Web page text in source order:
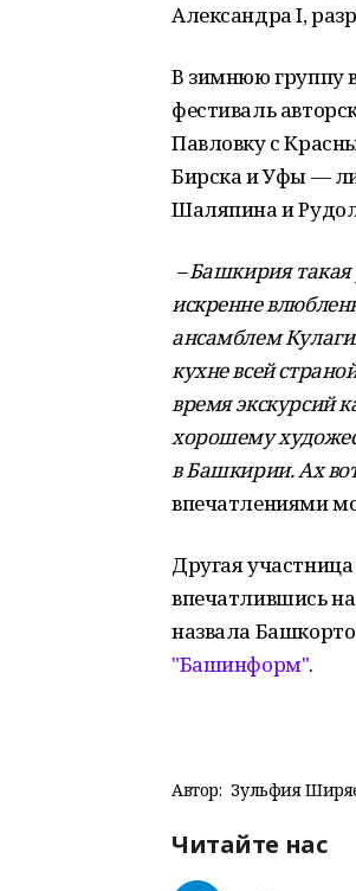
Александра I,
В зимнюю группу
фестиваль
Павловку с
Бирска и Уфы —
Шаляпина и
– Башкирия
искренне
ансамблем
кухне всей
время экскурсий
хорошему
в Башкирии. Ах
впечатлениями
Другая
впечатлившись
назвала
"Башинформ".
Автор: Зульфия
Читайте нас